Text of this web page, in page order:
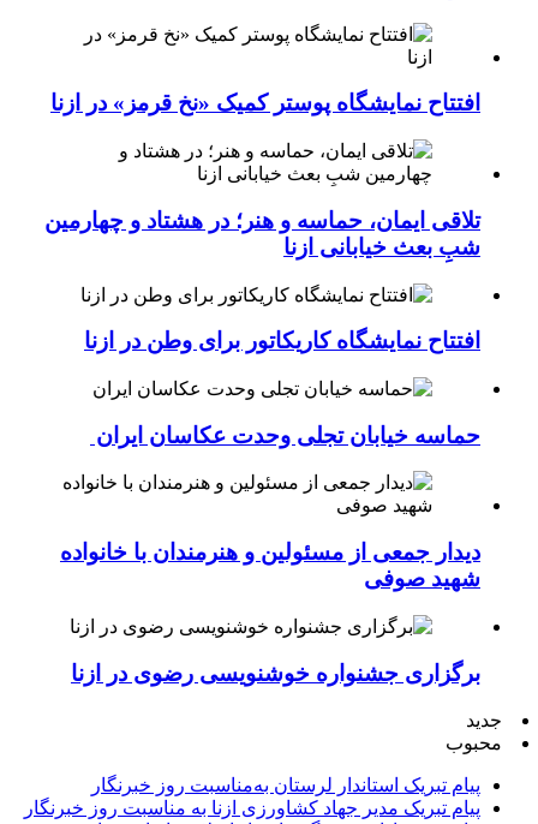
افتتاح نمایشگاه پوستر کمیک «نخ قرمز» در ازنا
تلاقی ایمان، حماسه و هنر؛ در هشتاد و چهارمین
شبِ بعث خیابانی ازنا
افتتاح نمایشگاه کاریکاتور برای وطن در ازنا
حماسه خیابان تجلی وحدت عکاسان ایران
دیدار جمعی از مسئولین و هنرمندان با خانواده
شهید صوفی
برگزاری جشنواره خوشنویسی رضوی در ازنا
جدید
محبوب
پیام تبریک استاندار لرستان به‌مناسبت روز خبرنگار
پیام تبریک مدیر جهاد کشاورزی ازنا به مناسبت روز خبرنگار